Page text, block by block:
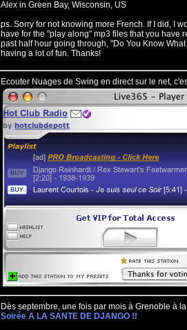
Alex in Green Bay, Wisconsin, US
ps. Sorry for not knowing more French. If I did, I
have for the "play along" mp3 files that you have
past half hour going through, "Do You Know
having a lot of fun. Thanks!
Ecouter Nuages de Swing en direct sur le net,
Dès septembre, une fois par mois à Grenoble à
Soirée A LA SANTE DE DJANGO !!